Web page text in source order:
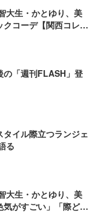
大生・かとゆり、美
コーデ【関西コレク
の「週刊FLASH」登
イル際立つランジェ
る
大生・かとゆり、美
がすごい」「際ど